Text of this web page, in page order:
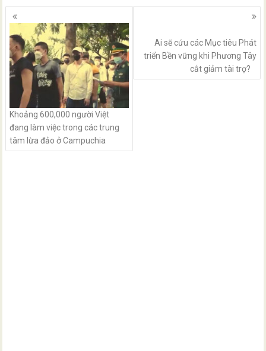
Posts
navigation
Khoảng 600,000 người Việt
đang làm việc trong các trung
tâm lừa đảo ở Campuchia
Ai sẽ cứu các Mục tiêu Phát
triển Bền vững khi Phương Tây
cắt giảm tài trợ?